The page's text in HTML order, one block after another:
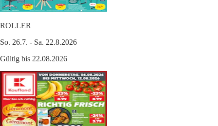
ROLLER
So. 26.7. - Sa. 22.8.2026
Gültig bis 22.08.2026